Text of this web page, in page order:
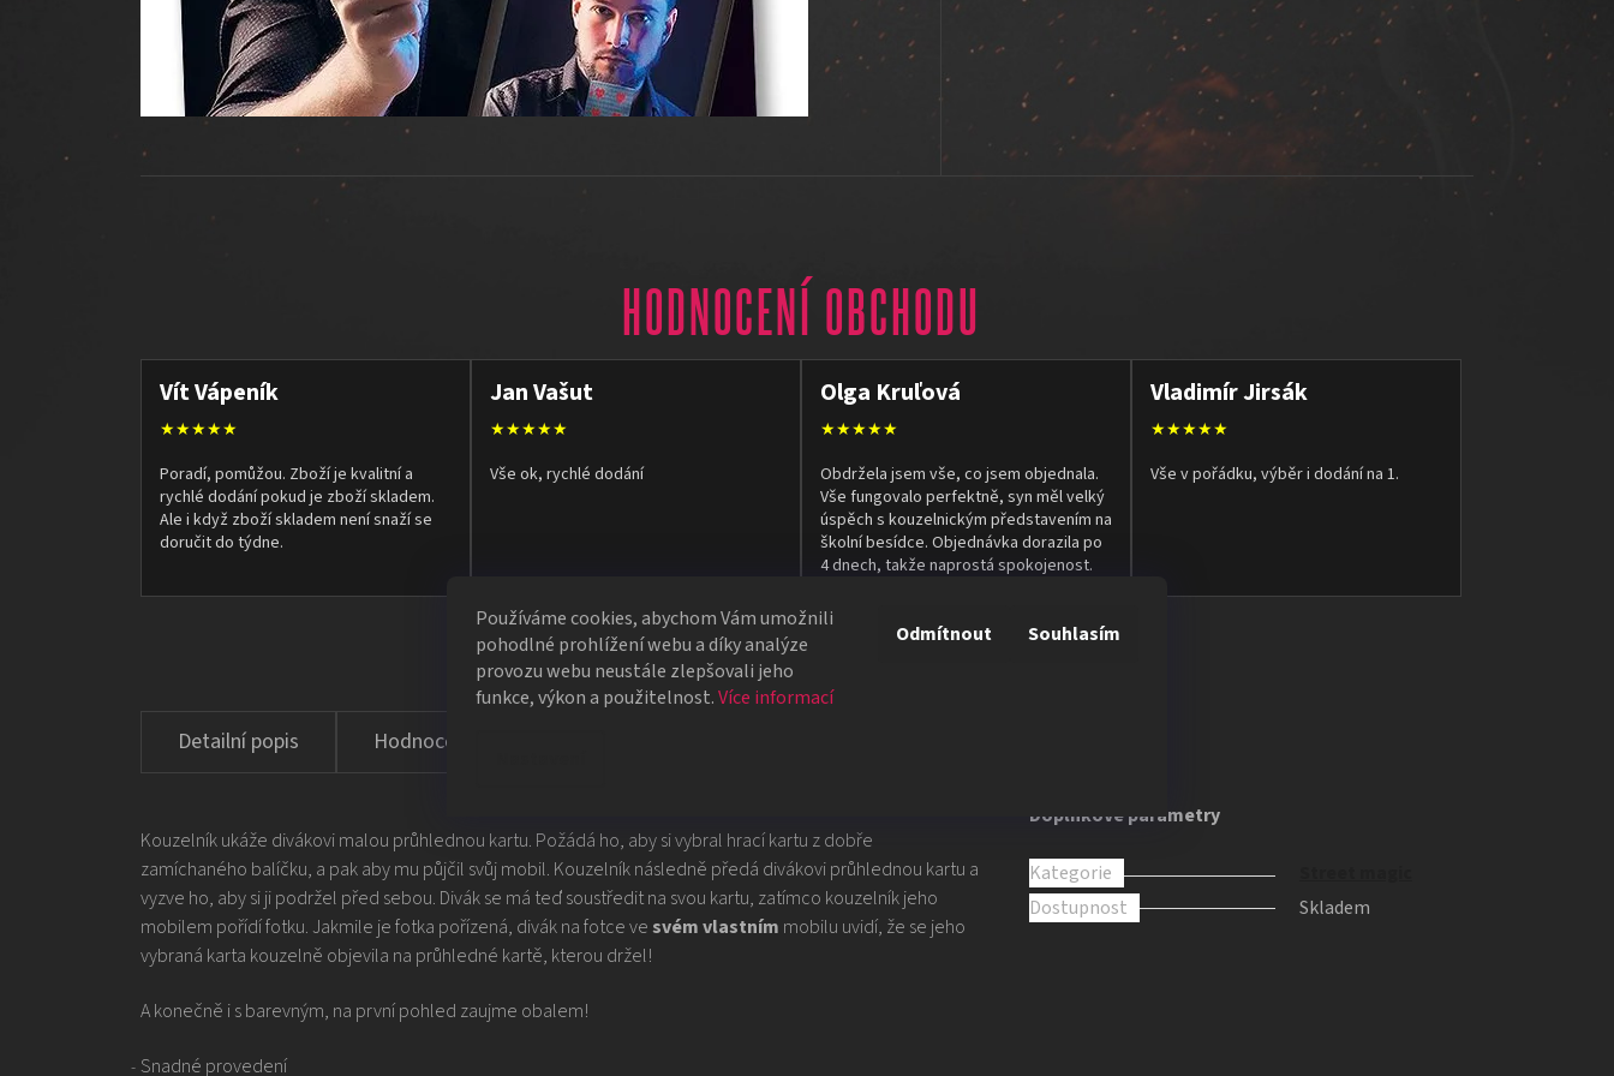
Používáme cookies, abychom Vám umožnili
pohodlné prohlížení webu a díky analýze
provozu webu neustále zlepšovali jeho
funkce, výkon a použitelnost.Více informací
Odmítnout Souhlasím
HODNOCENÍ OBCHODU
Vít Vápeník
★★★★★
Poradí, pomůžou. Zboží je kvalitní a
rychlé dodání pokud je zboží skladem.
Ale i když zboží skladem není snaží se
doručit do týdne.
Jan Vašut
★★★★★
Vše ok, rychlé dodání
Olga Kruľová
★★★★★
Obdržela jsem vše, co jsem objednala.
Vše fungovalo perfektně, syn měl velký
úspěch s kouzelnickým představením na
školní besídce. Objednávka dorazila po
4 dnech, takže naprostá spokojenost.
Vladimír Jirsák
★★★★★
Vše v pořádku, výběr i dodání na 1.
Všechna hodnocení
Hodnocení
Kouzelník ukáže divákovi malou průhlednou kartu. Požádá ho, aby si vybral hrací kartu z dobře
zamíchaného balíčku, a pak aby mu půjčil svůj mobil. Kouzelník následně předá divákovi průhlednou kartu a
vyzve ho, aby si ji podržel před sebou. Divák se má teď soustředit na svou kartu, zatímco kouzelník jeho
mobilem pořídí fotku. Jakmile je fotka pořízená, divák na fotce vesvém vlastním mobilu uvidí, že se jeho
vybraná karta kouzelně objevila na průhledné kartě, kterou držel!
A konečně i s barevným, na první pohled zaujme obalem!
Snadné provedení
Doplňkové parametry
Kategorie
Dostupnost
Skladem